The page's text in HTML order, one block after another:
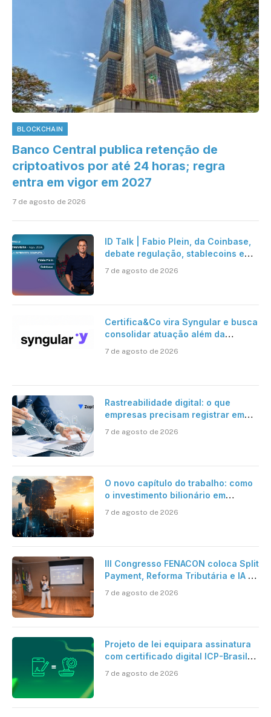
BLOCKCHAIN
Banco Central publica retenção de
criptoativos por até 24 horas; regra
entra em vigor em 2027
7 de agosto de 2026
ID Talk | Fabio Plein, da Coinbase,
debate regulação, stablecoins e
7 de agosto de 2026
Certifica&Co vira Syngular e busca
consolidar atuação além da
7 de agosto de 2026
Rastreabilidade digital: o que
empresas precisam registrar em
7 de agosto de 2026
O novo capítulo do trabalho: como
o investimento bilionário em
verdadeira era da inteligência
7 de agosto de 2026
III Congresso FENACON coloca Split
Payment, Reforma Tributária e IA no
7 de agosto de 2026
Projeto de lei equipara assinatura
com certificado digital ICP-Brasil
cartório
7 de agosto de 2026